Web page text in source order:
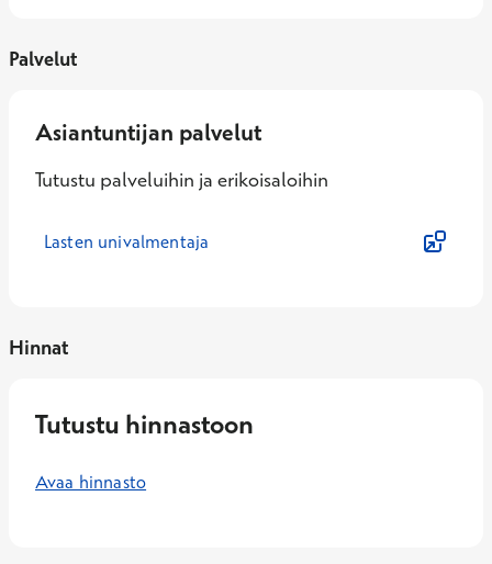
Palvelut
Asiantuntijan palvelut
Tutustu palveluihin ja erikoisaloihin
Lasten univalmentaja
Hinnat
Tutustu hinnastoon
Avaa hinnasto